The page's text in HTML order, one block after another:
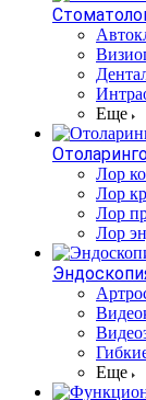
Еще
Лор
Лор
Лор
Лор
Еще